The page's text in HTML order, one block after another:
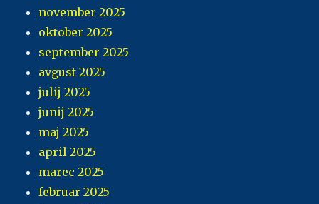
november 2025
oktober 2025
september 2025
avgust 2025
julij 2025
junij 2025
maj 2025
april 2025
marec 2025
februar 2025